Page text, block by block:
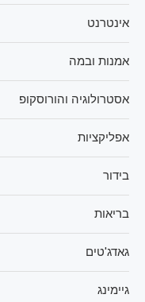
אינטרנט
אמנות ובמה
אסטרולוגיה והורוסקופ
אפליקציות
בידור
בריאות
גאדג'טים
גיימינג